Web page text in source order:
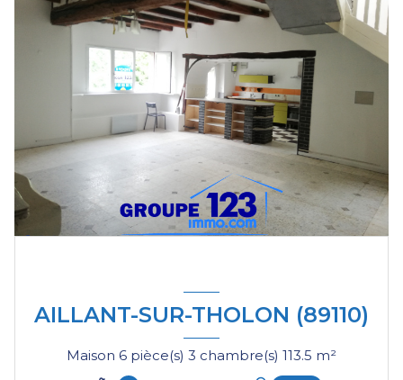
AILLANT-SUR-THOLON (89110)
Maison 6 pièce(s) 3 chambre(s) 113.5 m²